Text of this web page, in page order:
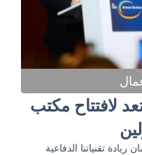
لافتتاح مكتب
تقنياتنا الدفاعية